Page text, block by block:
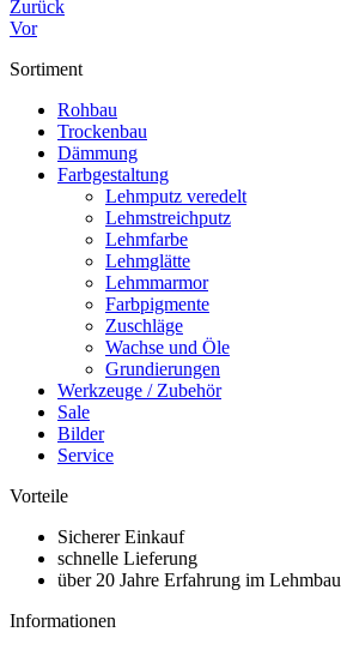
Zurück
Vor
Sortiment
Rohbau
Trockenbau
Dämmung
Farbgestaltung
Lehmputz veredelt
Lehmstreichputz
Lehmfarbe
Lehmglätte
Lehmmarmor
Farbpigmente
Zuschläge
Wachse und Öle
Grundierungen
Werkzeuge / Zubehör
Sale
Bilder
Service
Vorteile
Sicherer Einkauf
schnelle Lieferung
über 20 Jahre Erfahrung im Lehmbau
Informationen